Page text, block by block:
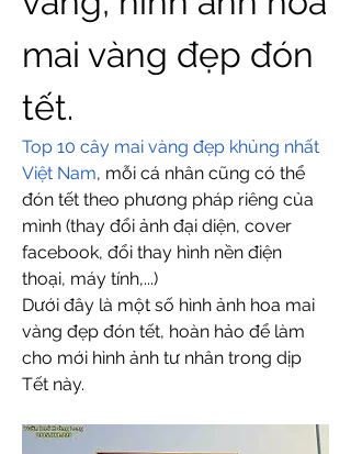
mai vàng đẹp đón
tết.
Top 10 cây mai vàng đẹp khủng nhất
Việt Nam, mỗi cá nhân cũng có thể
đón tết theo phương pháp riêng của
mình (thay đổi ảnh đại diện, cover
facebook, đổi thay hình nền điện
thoại, máy tính,...)
Dưới đây là một số hình ảnh hoa mai
vàng đẹp đón tết, hoàn hảo để làm
cho mới hình ảnh tư nhân trong dịp
Tết này.